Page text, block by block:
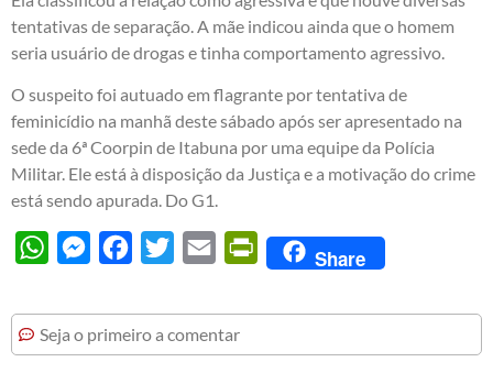
tentativas de separação. A mãe indicou ainda que o homem
seria usuário de drogas e tinha comportamento agressivo.
O suspeito foi autuado em flagrante por tentativa de
feminicídio na manhã deste sábado após ser apresentado na
sede da 6ª Coorpin de Itabuna por uma equipe da Polícia
Militar. Ele está à disposição da Justiça e a motivação do crime
está sendo apurada. Do G1.
WhatsAppMessengerFacebook
Twitter Email PrintFriendly
Share
Seja o primeiro a comentar